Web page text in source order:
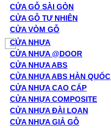
CỬA GỖ SÀI GÒN
CỬA GỖ TỰ NHIÊN
CỬA VÒM GỖ
CỬA NHỰA
CỬA NHỰA @DOOR
CỬA NHỰA ABS
CỬA NHỰA ABS HÀN QUỐC
CỬA NHỰA CAO CẤP
CỬA NHỰA COMPOSITE
CỬA NHỰA ĐÀI LOAN
CỬA NHỰA GIẢ GỖ